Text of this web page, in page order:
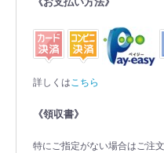
詳しくは こちら
《領収書》
特にご指定がない場合はご注